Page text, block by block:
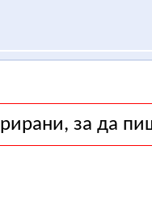
за да